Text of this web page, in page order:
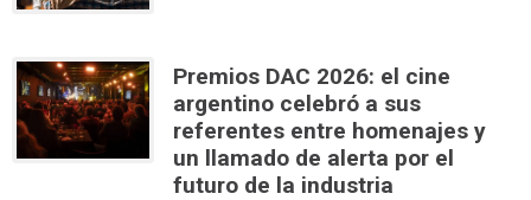
Premios DAC 2026: el cine
argentino celebró a sus
referentes entre homenajes y
un llamado de alerta por el
futuro de la industria